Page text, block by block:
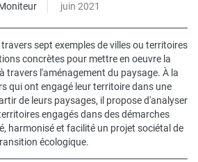
juin 2021
sept exemples de villes ou territoires
concrètes pour mettre en oeuvre la
travers l'aménagement du paysage. À la
qui ont engagé leur territoire dans une
de leurs paysages, il propose d'analyser
engagés dans des démarches
harmonisé et facilité un projet sociétal de
écologique.